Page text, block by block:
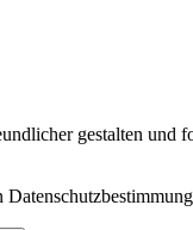
gestalten